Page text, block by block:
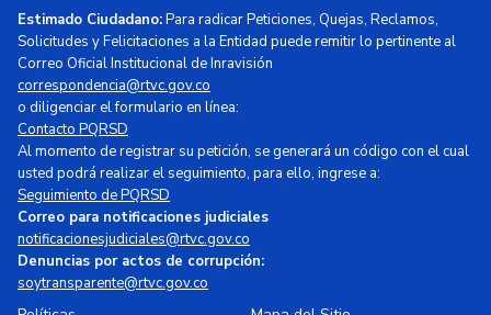
Estimado Ciudadano:Para radicar Peticiones, Quejas, Reclamos,
Solicitudes y Felicitaciones a la Entidad puede remitir lo pertinente al
Correo Oficial Institucional de Inravisión
correspondencia@rtvc.gov.co
o diligenciar el formulario en línea:
Contacto PQRSD
Al momento de registrar su petición, se generará un código con el cual
usted podrá realizar el seguimiento, para ello, ingrese a:
Seguimiento de PQRSD
Correo para notificaciones judiciales
notificacionesjudiciales@rtvc.gov.co
Denuncias por actos de corrupción:
soytransparente@rtvc.gov.co